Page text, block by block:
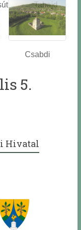
Tabajd
Csabdi
5.
Hivatal